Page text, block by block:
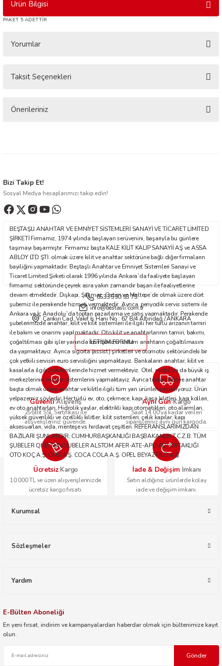
Ürün Bilgisi
PAKET 5 ADETTİR
Yorumlar
Bu ürüne ilk yorumu siz yapın!
Taksit Seçenekleri
Önerileriniz
Ürün resmi kalitesiz, bozuk veya görüntülenemiyor.
Ürün açıklamasında eksik bilgiler bulunuyor.
Ürün bilgilerinde hatalar bulunuyor.
Bu ürüne benzer farklı alternatifler olmalı.
Gönder
Bizi Takip Et!
Sosyal Medya hesaplarımızı takip edin!
BEŞTAŞLI ANAHTAR VE EMNİYET SİSTEMLERİ SANAYİ VE TİCARET LİMİTED
ŞİRKETİ Firmamız, 1974 yılında başlayan serüvenini, başarıyla bu günlere
taşımayı başarmıştır. Firmamız başta KALE KİLİT KALIP SANAYİİ AŞ ve ASSA
ABLOY LTD ŞTİ. olmak üzere kilit ve anahtar sektörüne bağlı diğer firmaların
bayiliğini yapmaktadır. Beştaşlı Anahtar ve Emniyet Sistemleri Sanayi ve
Ticaret Limited Şirketi olarak 1996 yılında Ankara`da faaliyete başlayan
firmamız sektöründe çeyrek asra yakın zamandır başarı ile faaliyetlerine
devam etmektedir. Dışkapı, Şaşmaz, Ostim ve Maltepe’de olmak üzere dört
şubemiz ile perakende hizmeti vermektedir. Ayrıca, periyodik servis sistemi ile
Ankara ve İç Anadolu`da toptan pazarlama ve satış yapmaktadır. Perakende
şubelerimizde anahtar, kilit ve kilit sistemleri ile ilgili her türlü arızanın tamiri
ile bakım ve onarımı yapılmaktadır. Oto kilit ve anahtarlarının tamiri, bakımı,
çoğaltılması gibi işler yanında immobilizer sistem anahtarın çoğaltılmasını
da yapmaktayız. Ayrıca sigorta (assist) şirketleri ve otomotiv sektöründeki bir
çok yetkili servisin euro servisliğini yapmaktayız. Bankaların anahtar, kilit ve
kasalarla ilgili problemlerinde hizmet vermekteyiz. Otel, motel ya da büyük iş
merkezlerinin master sistemlerini yapmaktayız. Ayrıca toptan kilit ve anahtar
başta olmak üzere anahtar ve kilitle ilgili tüm yan ürünleri pazarlıyoruz. Ürün
yelpazemiz şöyledir: Her türlü ev, oto, çekmece, kapı, kasa kilitleri, kapı kolları,
ev oto anahtarları. Hidrolik yaylar, elektrikli kapı otomatikleri, oto alarmları,
yüksek güvenlikli ve özellikli kilitler, kilit sistemleri; çelik kapılar, kapı
aksesuarları, vida, menteşe vs hırdavat çeşitleri. REFERANSLARIMIZDAN
BAZILARI ŞUNLARDIR; CUMHURBAŞKANLIĞI BAŞBAKANLIK T.C.Z.B. TÜM
ŞUBELER QNB TÜM ŞUBELER ALSTOM AFER-ATE-APU ADİ ORTAKLIĞI
OTO KOÇ A.Ş. OPİS A.Ş. COCA COLA A.Ş. OPEL BEYAZ FİLO A.Ş.
0533 590 93 75
info@bestasli.com.tr
Çankırı Cad. Vakıf İş Hanı No : 67 B/4 Altındağ / ANKARA
İLETİŞİM FORMU
GüvenliAlışveriş
256Bit SSL Sertifikası ile
alışverişleriniz güvende.
Aynı GünKargo
Saat 14.00'ya kadar verilen
siparişleriniz aynı gün kargoda.
Ücretsiz Kargo
10.000 TL ve üzeri alışverişlerinizde
ücretsiz kargo fırsatı.
İade & Değişim İmkanı
Satın aldığınız ürünlerde kolay
iade ve değişim imkanı.
Kurumsal
Sözleşmeler
Yardım
E-Bülten Aboneliği
En yeni fırsat, indirim ve kampanyalardan haberdar olmak için bültenimize kayıt
olun.
Gönder